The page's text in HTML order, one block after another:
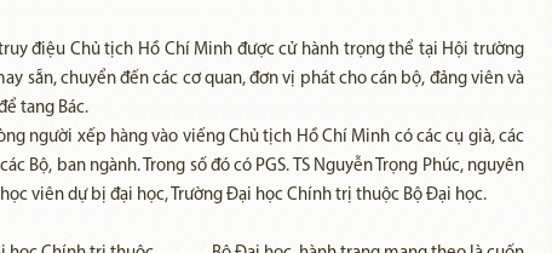
điệu Chủ tịch Hồ Chí Minh được cử hành trọng thể tại Hội trường
sẵn, chuyển đến các cơ quan, đơn vị phát cho cán bộ, đảng viên và
tang Bác.
người xếp hàng vào viếng Chủ tịch Hồ Chí Minh có các cụ già, các
Bộ, ban ngành. Trong số đó có PGS. TS Nguyễn Trọng Phúc, nguyên
viên dự bị đại học, Trường Đại học Chính trị thuộc Bộ Đại học.